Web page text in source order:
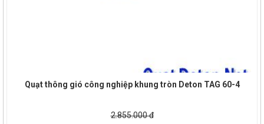
Quạt thông gió công nghiệp khung tròn Deton TAG 60-4
2.855.000 đ